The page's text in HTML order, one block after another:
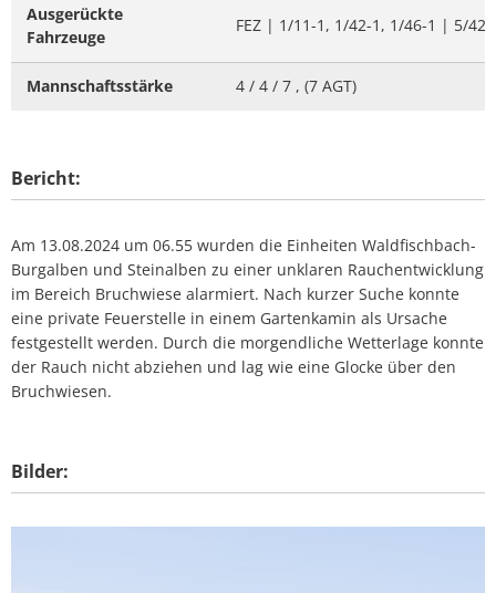
Ausgerückte
Fahrzeuge
FEZ | 1/11-1, 1/42-1, 1/46-1 | 5/
Mannschaftsstärke 4 / 4 / 7 , (7 AGT)
Bericht:
Am 13.08.2024 um 06.55 wurden die Einheiten Waldfischbach-
Burgalben und Steinalben zu einer unklaren Rauchentwicklung
im Bereich Bruchwiese alarmiert. Nach kurzer Suche konnte
eine private Feuerstelle in einem Gartenkamin als Ursache
festgestellt werden. Durch die morgendliche Wetterlage konnte
der Rauch nicht abziehen und lag wie eine Glocke über den
Bruchwiesen.
Bilder: